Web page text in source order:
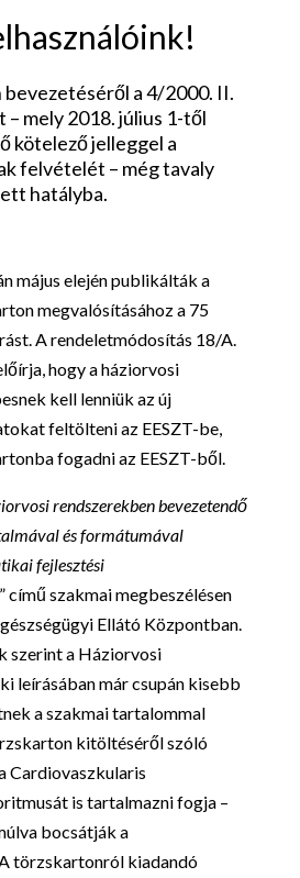
a4/2000. II.
– mely 2018. július 1-től
kötelező jelleggel a
felvételét – még tavaly
hatályba.
május elején publikálták a
megvalósításához a 75
A rendeletmódosítás 18/A.
hogy a háziorvosi
kell lenniük az új
feltölteni az EESZT-be,
fogadni az EESZT-ből.
rendszerekben bevezetendő
és formátumával
fejlesztési
című szakmai megbeszélésen
Ellátó Központban.
szerint a Háziorvosi
leírásában már csupán kisebb
a szakmai tartalommal
kitöltéséről szóló
Cardiovaszkularis
is tartalmazni fogja –
bocsátják a
törzskartonról kiadandó